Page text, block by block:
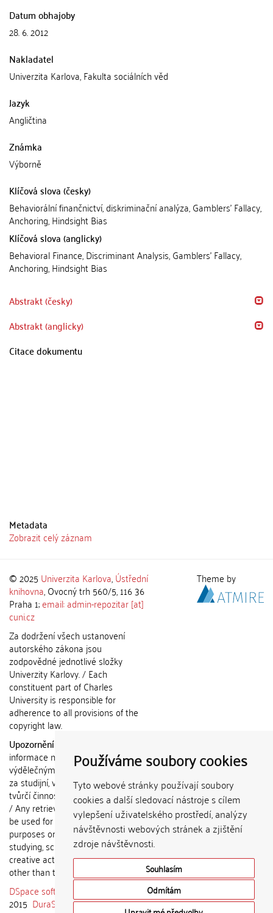
Používáme soubory cookies
Tyto webové stránky používají soubory
cookies a další sledovací nástroje s cílem
vylepšení uživatelského prostředí, analýzy
návštěvnosti webových stránek a zjištění
zdroje návštěvnosti.
Souhlasím
Odmítám
Datum obhajoby
28. 6. 2012
Nakladatel
Univerzita Karlova, Fakulta sociálních věd
Jazyk
Angličtina
Známka
Výborně
Klíčová slova (česky)
Behaviorální finančnictví, diskriminační analýza, Gamblers' Fallacy,
Anchoring, Hindsight Bias
Klíčová slova (anglicky)
Behavioral Finance, Discriminant Analysis, Gamblers' Fallacy,
Anchoring, Hindsight Bias
Abstrakt (česky)
Abstrakt (anglicky)
Citace dokumentu
Metadata
Zobrazit celý záznam
© 2025 Univerzita Karlova,Ústřední
knihovna, Ovocný trh 560/5, 116 36
Praha 1;email: admin-repozitar [at]
cuni.cz
Za dodržení všech ustanovení
autorského zákona jsou
zodpovědné jednotlivé složky
Univerzity Karlovy. / Each
constituent part of Charles
University is responsible for
adherence to all provisions of the
copyright law.
Upozornění / Notice:
informace nemohou být použity k
výdělečným účelům nebo vydávány
za studijní, vědeckou nebo jinou
tvůrčí činnost jiné osoby než autora.
/ Any retrieved information shall not
be used for any commercial
purposes or claimed as results of
studying, scientific or any other
creative activities of any person
other than the author.
DSpace software
copyright © 2002-
2015 DuraSpace
Theme by